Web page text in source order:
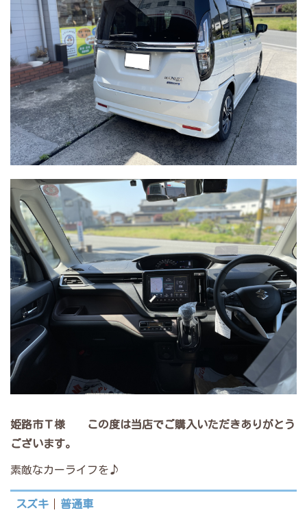
姫路市Ｔ様
この度は当店でご購入いただきありがとう
ございます。
素敵なカーライフを♪
スズキ 普通車